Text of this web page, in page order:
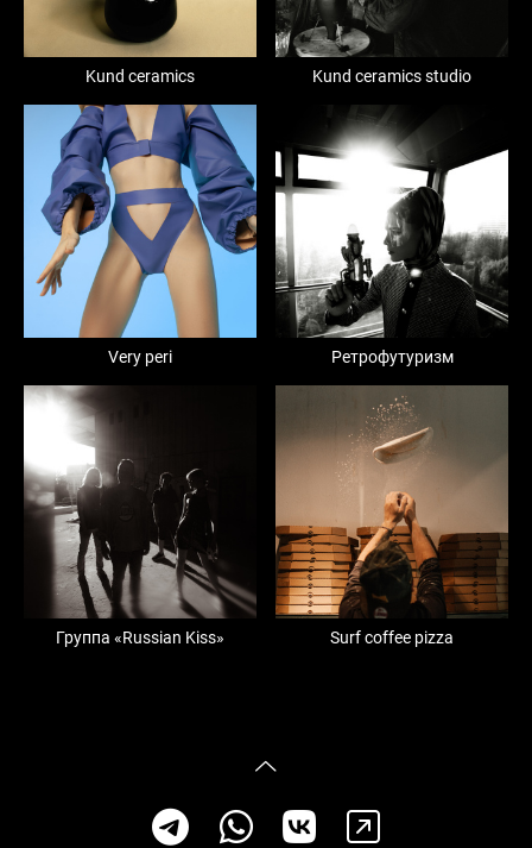
Kund ceramics Kund ceramics studio
Very peri Ретрофутуризм
Группа «Russian Kiss» Surf coffee pizza